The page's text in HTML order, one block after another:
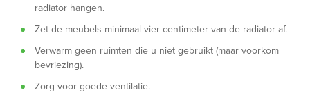
radiator hangen.
Zet de meubels minimaal vier centimeter van de radiator af.
Verwarm geen ruimten die u niet gebruikt (maar voorkom
bevriezing).
Zorg voor goede ventilatie.